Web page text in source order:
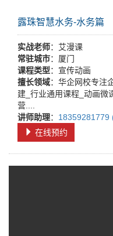
露珠智慧水务-水务篇
实战老师：艾漫课
常驻城市：厦门
课程类型：宣传动画
擅长领域：华企网校专注
建_行业通用课程_动画微
营....
讲师助理： 18359281779
在线预约